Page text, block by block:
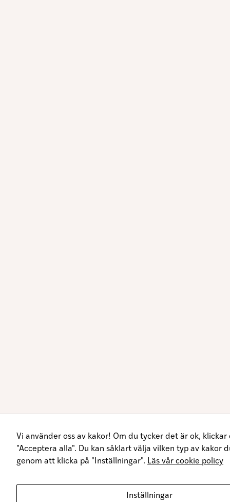
Vi använder oss av kakor! Om du tycker det är ok, klickar
"Acceptera alla". Du kan såklart välja vilken typ av kakor
genom att klicka på "Inställningar". Läs vår cookie policy
Inställningar